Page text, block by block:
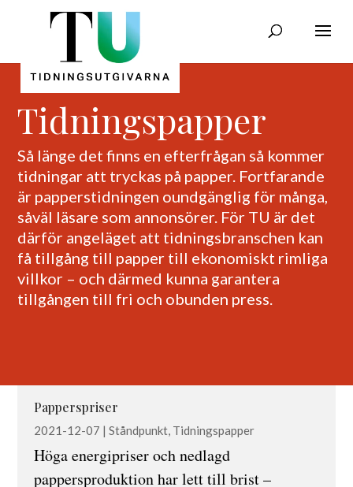
Tidningspapper
Så länge det finns en efterfrågan så kommer
tidningar att tryckas på papper. Fortfarande
är papperstidningen oundgänglig för många,
såväl läsare som annonsörer. För TU är det
därför angeläget att tidningsbranschen kan
få tillgång till papper till ekonomiskt rimliga
villkor – och därmed kunna garantera
tillgången till fri och obunden press.
Papperspriser
2021-12-07 | Ståndpunkt, Tidningspapper
Höga energipriser och nedlagd
pappersproduktion har lett till brist –